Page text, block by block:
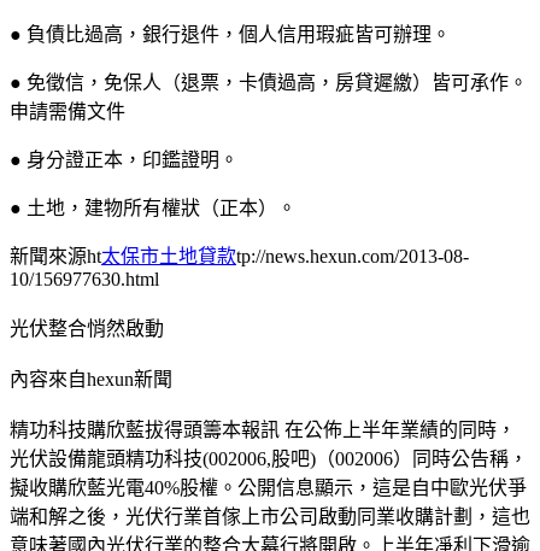
● 負債比過高，銀行退件，個人信用瑕疵皆可辦理。
● 免徵信，免保人（退票，卡債過高，房貸遲繳）皆可承作。
申請需備文件
● 身分證正本，印鑑證明。
● 土地，建物所有權狀（正本）。
新聞來源ht太保市土地貸款tp://news.hexun.com/2013-08-
10/156977630.html
光伏整合悄然啟動
內容來自hexun新聞
精功科技購欣藍拔得頭籌本報訊 在公佈上半年業績的同時，
光伏設備龍頭精功科技(002006,股吧)（002006）同時公告稱，
擬收購欣藍光電40%股權。公開信息顯示，這是自中歐光伏爭
端和解之後，光伏行業首傢上市公司啟動同業收購計劃，這也
意味著國內光伏行業的整合大幕行將開啟。上半年凈利下滑逾